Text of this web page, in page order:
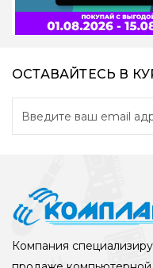
ОСТАВАЙТЕСЬ В
Компания